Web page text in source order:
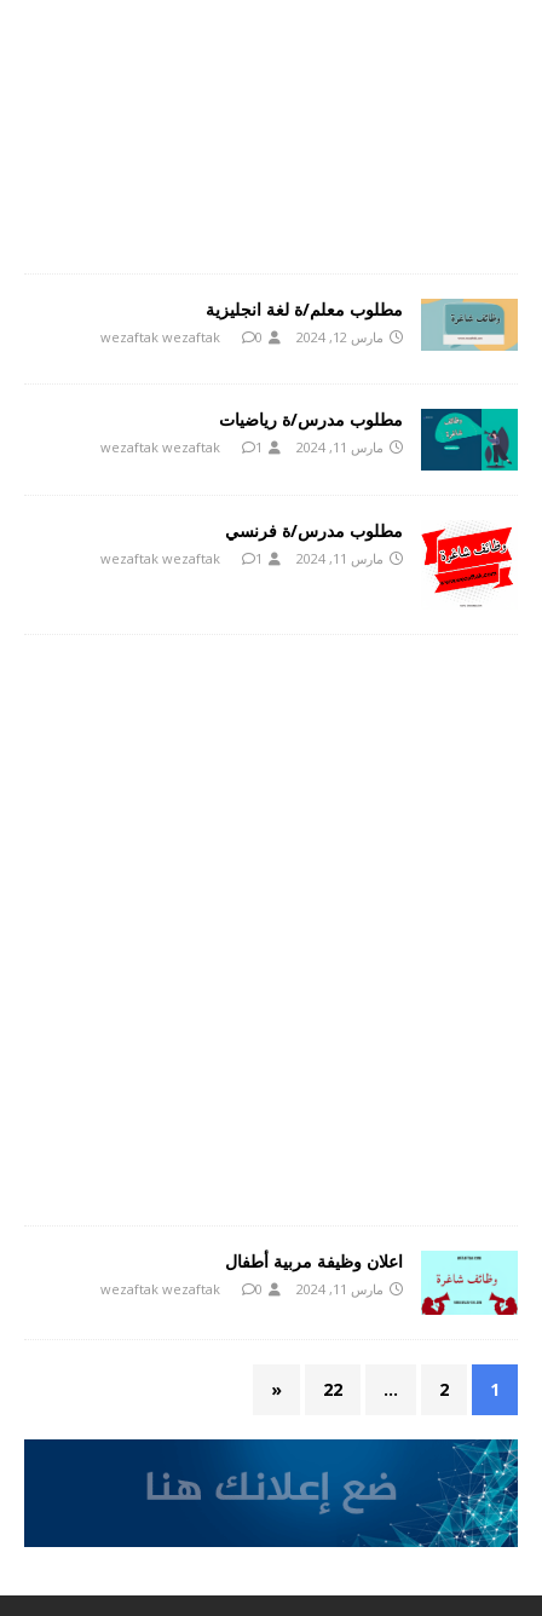
مطلوب معلم/ة لغة انجليزية
مارس 12, 2024 wezaftak wezaftak 0
مطلوب مدرس/ة رياضيات
مارس 11, 2024 wezaftak wezaftak 1
مطلوب مدرس/ة فرنسي
مارس 11, 2024 wezaftak wezaftak 1
اعلان وظيفة مربية أطفال
مارس 11, 2024 wezaftak wezaftak 0
1
2
…
22
«